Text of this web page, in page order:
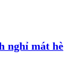
nghỉ mát hè